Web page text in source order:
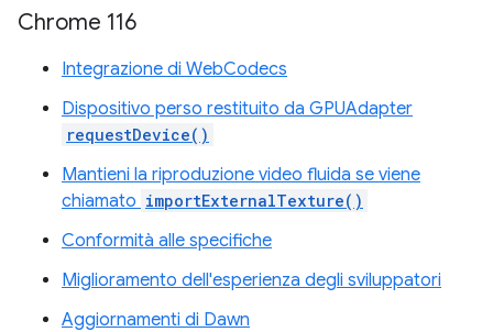
Chrome 116
Integrazione di WebCodecs
Dispositivo perso restituito da GPUAdapter
requestDevice()
Mantieni la riproduzione video fluida se viene
chiamato importExternalTexture()
Conformità alle specifiche
Miglioramento dell'esperienza degli sviluppatori
Aggiornamenti di Dawn